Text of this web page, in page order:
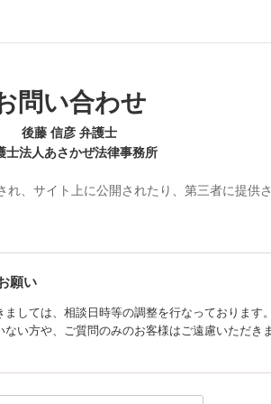
問い合わせ
後藤 信彦 弁護士
士法人あさかぜ法律事務所
れ、サイト上に公開されたり、第三者に提供
願い
しては、相談日時等の調整を行なっております。
い方や、ご質問のみのお客様はご遠慮いただき